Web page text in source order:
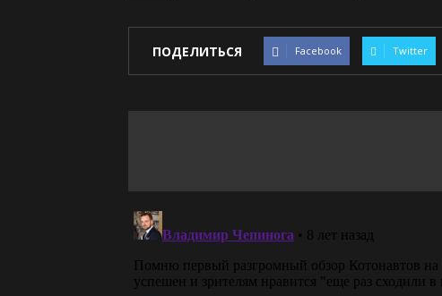
ПОДЕЛИТЬСЯ Facebook Twitter